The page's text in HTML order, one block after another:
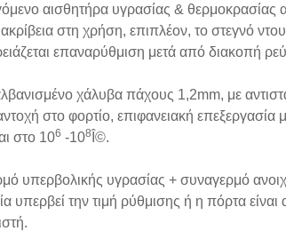
αισθητήρα υγρασίας & θερμοκρασίας
στη χρήση, επιπλέον, το στεγνό
επαναρύθμιση μετά από διακοπή
χάλυβα πάχους 1,2mm, με
στο φορτίο, επιφανειακή
στο 106 -108 Î©.
υπερβολικής υγρασίας + συναγερμό
υπερβεί την τιμή ρύθμισης ή η πόρτα